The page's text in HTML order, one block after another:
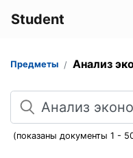
Student
Предметы Анализ
Поиск
(показаны документы 1 -